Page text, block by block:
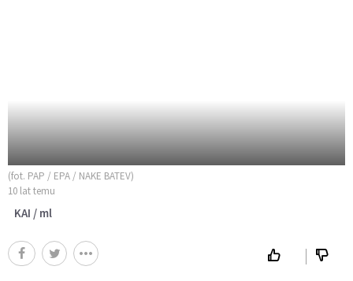
(fot. PAP / EPA / NAKE BATEV)
10 lat temu
KAI / ml